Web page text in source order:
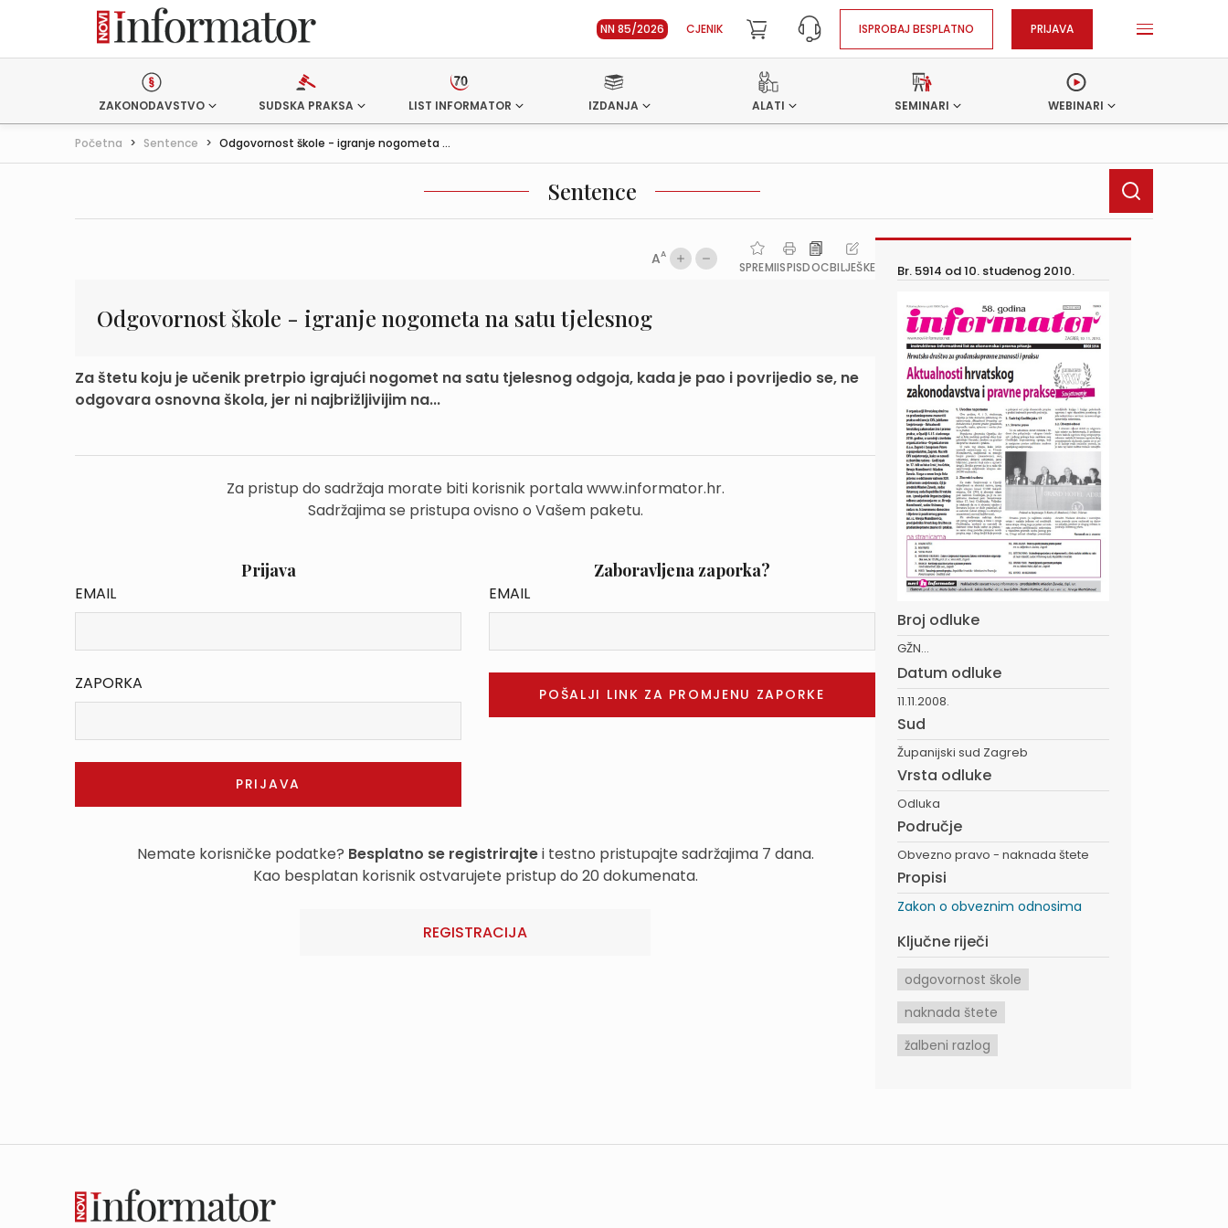
NN 85/2026 CJENIK ISPROBAJ BESPLATNO PRIJAVA
ZAKONODAVSTVO SUDSKA PRAKSA LIST INFORMATOR IZDANJA ALATI SEMINARI WEBINARI
Početna > Sentence > Odgovornost škole - igranje nogometa ...
Sentence
AA
SPREMIISPISDOCBILJEŠKE
Odgovornost škole - igranje nogometa na satu tjelesnog
Za štetu koju je učenik pretrpio igrajući nogomet na satu tjelesnog odgoja, kada je pao i povrijedio se, ne
odgovara osnovna škola, jer ni najbrižljivijim na...
Za pristup do sadržaja morate biti korisnik portala www.informator.hr.
Sadržajima se pristupa ovisno o Vašem paketu.
Prijava
EMAIL
ZAPORKA
Zaboravljena zaporka?
EMAIL
Nemate korisničke podatke? Besplatno se registrirajtei testno pristupajte sadržajima 7 dana.
Kao besplatan korisnik ostvarujete pristup do 20 dokumenata.
REGISTRACIJA
Br. 5914 od10. studenog 2010.
Broj odluke
GŽN...
Datum odluke
11.11.2008.
Sud
Županijski sud Zagreb
Vrsta odluke
Odluka
Područje
Obvezno pravo - naknada štete
Propisi
Zakon o obveznim odnosima
Ključne riječi
odgovornost škole
naknada štete
žalbeni razlog